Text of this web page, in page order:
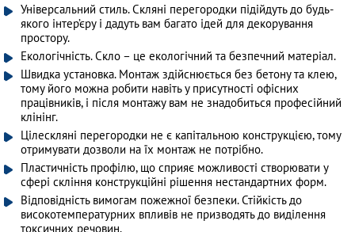
Універсальний стиль. Скляні перегородки підійдуть до будь-
якого інтер’єру і дадуть вам багато ідей для декорування
простору.
Екологічність. Скло – це екологічний та безпечний матеріал.
Швидка установка. Монтаж здійснюється без бетону та клею,
тому його можна робити навіть у присутності офісних
працівників, і після монтажу вам не знадобиться професійний
клінінг.
Цілескляні перегородки не є капітальною конструкцією, тому
отримувати дозволи на їх монтаж не потрібно.
Пластичність профілю, що сприяє можливості створювати у
сфері скління конструкційні рішення нестандартних форм.
Відповідність вимогам пожежної безпеки. Стійкість до
високотемпературних впливів не призводять до виділення
токсичних речовин.